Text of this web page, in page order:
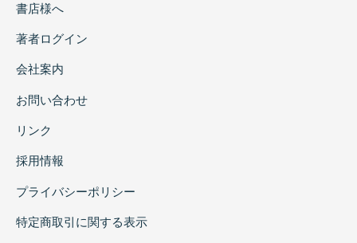
書店様へ
著者ログイン
会社案内
お問い合わせ
リンク
採用情報
プライバシーポリシー
特定商取引に関する表示